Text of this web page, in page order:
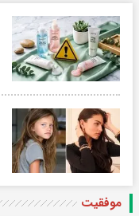
موفقیت